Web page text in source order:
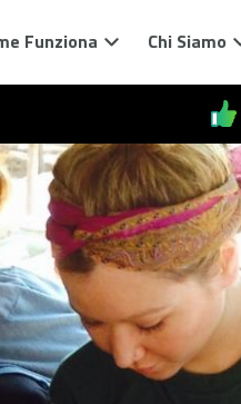
Funziona Chi Siamo